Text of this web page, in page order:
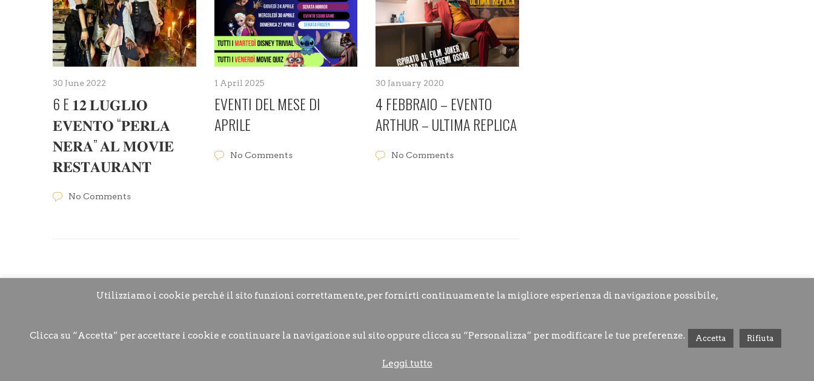
30 June 2022
6 E 𝟏𝟐 𝐋𝐔𝐆𝐋𝐈𝐎
𝐄𝐕𝐄𝐍𝐓𝐎 “𝐏𝐄𝐑𝐋𝐀
𝐍𝐄𝐑𝐀” 𝐀𝐋 𝐌𝐎𝐕𝐈𝐄
𝐑𝐄𝐒𝐓𝐀𝐔𝐑𝐀𝐍𝐓
No Comments
1 April 2025
EVENTI DEL MESE DI
APRILE
No Comments
30 January 2020
4 FEBBRAIO – EVENTO
ARTHUR – ULTIMA REPLICA
No Comments
Utilizziamo i cookie perché il sito funzioni correttamente, per fornirti continuamente la migliore esperienza di navigazione possibile,
Clicca su “Accetta” per accettare i cookie e continuare la navigazione sul sito oppure clicca su “Personalizza” per modificare le tue preferenze. Accetta Rifiuta
Leggi tutto